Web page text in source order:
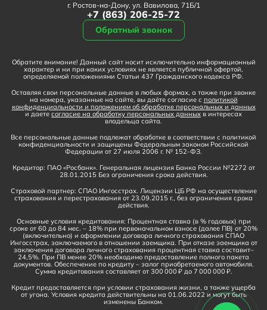
г. Ростов-на-Дону, ул. Вавилова, 71Б/1
+7 (863) 206-25-72
Обратный звонок
Обратите внимание! Данный сайт носит исключительно информационный
характер и ни при каких условиях не является публичной офертой,
определяемой положениями Статьи 437 Гражданского кодекса РФ.
Оставляя свои персональные данные в любых формах, а также при звонке
на номера, указанные на сайте, вы даёте согласие с политикой
конфиденциальности и положением об обработке персональных и данных
и даете согласие на обработку персональных данных в интересах
владельца сайта.
Все персональные данные подлежат обработке в соответствии с политикой
конфиденциальности и защищены Федеральным законом Российской
Федерации от 27 июля 2006 г. № 152-ФЗ.
Кредитор: ПАО «Росбанк». Генеральная лицензия Банка России №2272 от
28.01.2015 Без ограничения срока действия.
Страховой партнер: СПАО Ингосстрах. Лицензии ЦБ РФ на осуществление
страхования и перестрахования от 23.09.2015 г., без ограничения срока
действия.
Основные условия кредитования: Процентная ставка (в % годовых) при
сроке от 60 до 84 мес. – 18% при первоначальном взносе (далее ПВ) от 20%
(включительно) и оформлении договора личного страхования СПАО
Ингосстрах, заключаемого в отношении заемщика. При отказе заемщика от
заключения договора личного страхования процентная ставка составит–
24,5%. При ПВ менее 20% необходимо предоставление полного пакета
документов. Обеспечение по кредиту – залог приобретаемого автомобиля.
Сумма кредитования составляет от 300 000 ₽ до 7 000 000 ₽.
Кредит предоставляется при условии страхования жизни, а также ущерба
от угона. Условия кредита действительны на 01.06.2022 и могут быть
изменены Банком.